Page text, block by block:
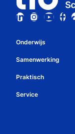
Onderwijs
Studiekeuze en
Studiekeuzetest
Studiegids
Samenwerking
Over Tio
Bedrijven
Praktisch
Whatsapp
Service